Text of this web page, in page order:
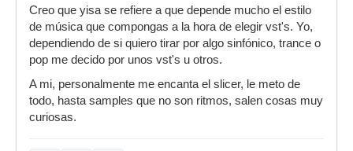
Creo que yisa se refiere a que depende mucho el estilo
de música que compongas a la hora de elegir vst's. Yo,
dependiendo de si quiero tirar por algo sinfónico, trance o
pop me decido por unos vst's u otros.
A mi, personalmente me encanta el slicer, le meto de
todo, hasta samples que no son ritmos, salen cosas muy
curiosas.